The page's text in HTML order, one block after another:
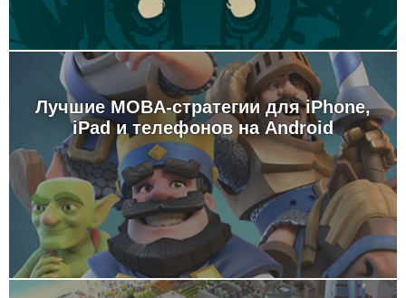
Лучшие MOBA-стратегии для iPhone,
iPad и телефонов на Android